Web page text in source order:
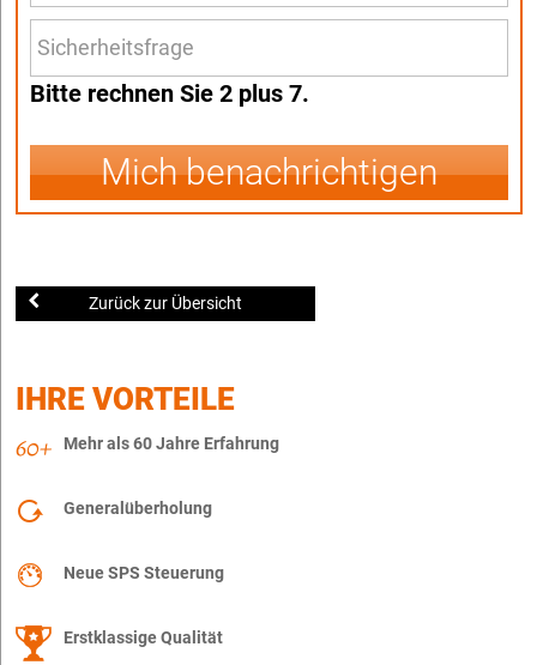
Bitte rechnen Sie 2 plus 7.
Mich benachrichtigen
Zurück zur Übersicht
IHRE VORTEILE
Mehr als 60 Jahre Erfahrung
Generalüberholung
Neue SPS Steuerung
Erstklassige Qualität